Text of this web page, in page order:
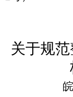
关于规